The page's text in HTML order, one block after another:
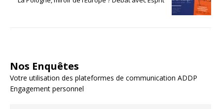
Nos Enquêtes
Votre utilisation des plateformes de communication ADDP
Engagement personnel